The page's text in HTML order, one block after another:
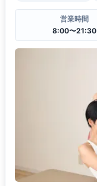
営業時間
8:00〜21:30